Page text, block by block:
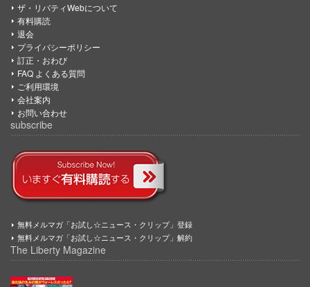
ザ・リバティWebについて
有料購読
退会
プライバシーポリシー
訂正・おわび
FAQ よくある質問
ご利用環境
会社案内
お問い合わせ
subscribe
無料メルマガ「お試し☆ニュース・クリップ」登録
無料メルマガ「お試し☆ニュース・クリップ」解約
The Liberty Magazine